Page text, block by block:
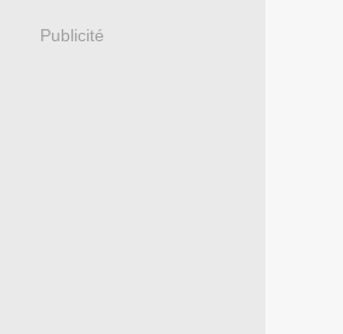
Publicité